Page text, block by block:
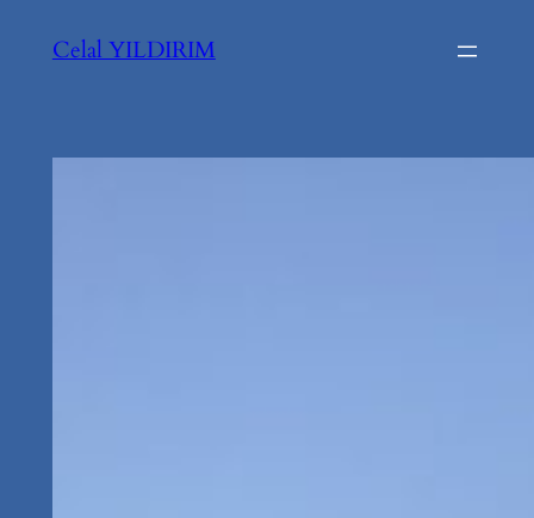
Celal YILDIRIM